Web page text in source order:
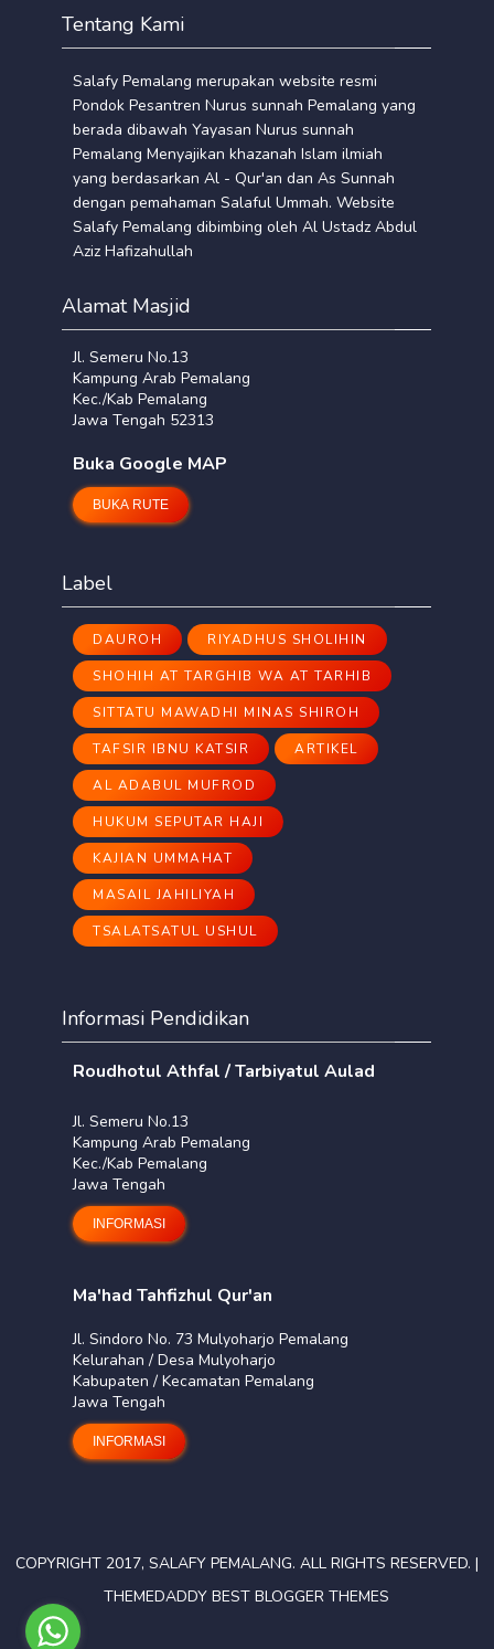
Tentang Kami
Salafy Pemalang merupakan website resmi
Pondok Pesantren Nurus sunnah Pemalang yang
berada dibawah Yayasan Nurus sunnah
Pemalang Menyajikan khazanah Islam ilmiah
yang berdasarkan Al - Qur'an dan As Sunnah
dengan pemahaman Salaful Ummah. Website
Salafy Pemalang dibimbing oleh Al Ustadz Abdul
Aziz Hafizahullah
Alamat Masjid
Jl. Semeru No.13
Kampung Arab Pemalang
Kec./Kab Pemalang
Jawa Tengah 52313
Buka Google MAP
BUKA RUTE
Label
DAUROH RIYADHUS SHOLIHIN
SHOHIH AT TARGHIB WA AT TARHIB
SITTATU MAWADHI MINAS SHIROH
TAFSIR IBNU KATSIR ARTIKEL
AL ADABUL MUFROD
HUKUM SEPUTAR HAJI
KAJIAN UMMAHAT
MASAIL JAHILIYAH
TSALATSATUL USHUL
Informasi Pendidikan
Roudhotul Athfal / Tarbiyatul Aulad
Jl. Semeru No.13
Kampung Arab Pemalang
Kec./Kab Pemalang
Jawa Tengah
INFORMASI
Ma'had Tahfizhul Qur'an
Jl. Sindoro No. 73 Mulyoharjo Pemalang
Kelurahan / Desa Mulyoharjo
Kabupaten / Kecamatan Pemalang
Jawa Tengah
INFORMASI
COPYRIGHT 2017, SALAFY PEMALANG. ALL RIGHTS RESERVED. |
THEMEDADDY BEST BLOGGER THEMES